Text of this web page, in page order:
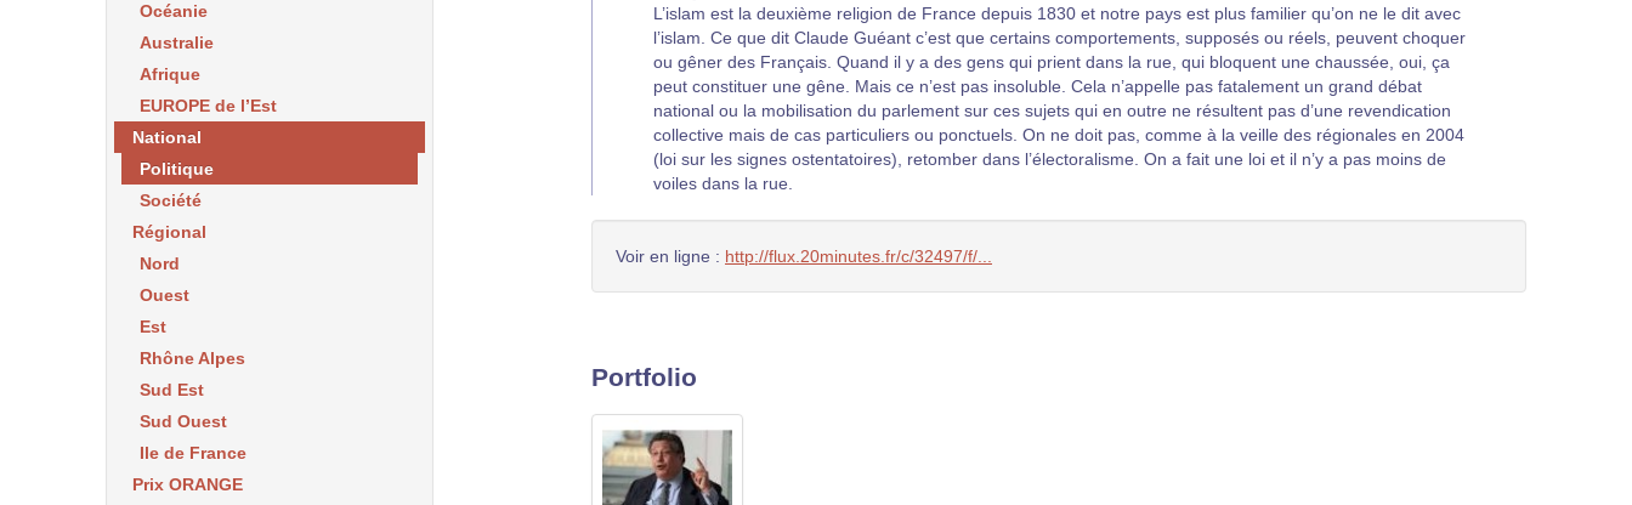
L’islam est la deuxième religion de France depuis 1830 et notre pays est plus familier qu’on ne le dit avec
l’islam. Ce que dit Claude Guéant c’est que certains comportements, supposés ou réels, peuvent choquer
ou gêner des Français. Quand il y a des gens qui prient dans la rue, qui bloquent une chaussée, oui, ça
peut constituer une gêne. Mais ce n’est pas insoluble. Cela n’appelle pas fatalement un grand débat
national ou la mobilisation du parlement sur ces sujets qui en outre ne résultent pas d’une revendication
collective mais de cas particuliers ou ponctuels. On ne doit pas, comme à la veille des régionales en 2004
(loi sur les signes ostentatoires), retomber dans l’électoralisme. On a fait une loi et il n’y a pas moins de
voiles dans la rue.
Voir en ligne : http://flux.20minutes.fr/c/32497/f/...
Portfolio
Océanie
Australie
Afrique
EUROPE de l’Est
National
Politique
Société
Régional
Nord
Ouest
Est
Rhône Alpes
Sud Est
Sud Ouest
Ile de France
Prix ORANGE